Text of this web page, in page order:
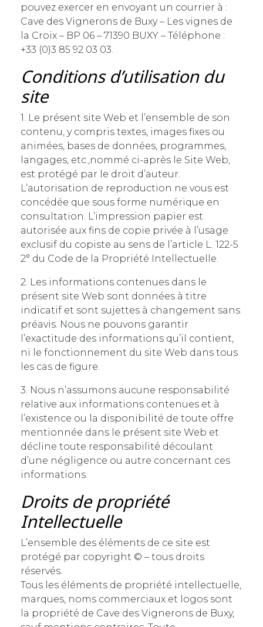
pouvez exercer en envoyant un courrier à :
Cave des Vignerons de Buxy – Les vignes de
la Croix – BP 06 – 71390 BUXY – Téléphone :
+33 (0)3 85 92 03 03.
Conditions d’utilisation du
site
1. Le présent site Web et l’ensemble de son
contenu, y compris textes, images fixes ou
animées, bases de données, programmes,
langages, etc.,nommé ci-après le Site Web,
est protégé par le droit d’auteur.
L’autorisation de reproduction ne vous est
concédée que sous forme numérique en
consultation. L’impression papier est
autorisée aux fins de copie privée à l’usage
exclusif du copiste au sens de l’article L. 122-5
2° du Code de la Propriété Intellectuelle.
2. Les informations contenues dans le
présent site Web sont données à titre
indicatif et sont sujettes à changement sans
préavis. Nous ne pouvons garantir
l’exactitude des informations qu’il contient,
ni le fonctionnement du site Web dans tous
les cas de figure.
3. Nous n’assumons aucune responsabilité
relative aux informations contenues et à
l’existence ou la disponibilité de toute offre
mentionnée dans le présent site Web et
décline toute responsabilité découlant
d’une négligence ou autre concernant ces
informations.
Droits de propriété
Intellectuelle
L’ensemble des éléments de ce site est
protégé par copyright © – tous droits
réservés.
Tous les éléments de propriété intellectuelle,
marques, noms commerciaux et logos sont
la propriété de Cave des Vignerons de Buxy,